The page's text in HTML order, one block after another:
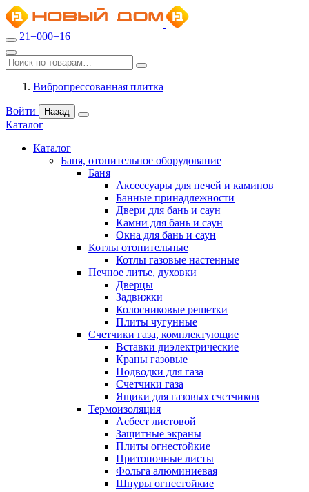
21−000−16
Вибропрессованная плитка
Войти Назад
Каталог
Каталог
Баня, отопительное оборудование
Баня
Аксессуары для печей и каминов
Банные принадлежности
Двери для бань и саун
Камни для бань и саун
Окна для бань и саун
Котлы отопительные
Котлы газовые настенные
Печное литье, духовки
Дверцы
Задвижки
Колосниковые решетки
Плиты чугунные
Счетчики газа, комплектующие
Вставки диэлектрические
Краны газовые
Подводки для газа
Счетчики газа
Ящики для газовых счетчиков
Термоизоляция
Асбест листовой
Защитные экраны
Плиты огнестойкие
Притопочные листы
Фольга алюминиевая
Шнуры огнестойкие